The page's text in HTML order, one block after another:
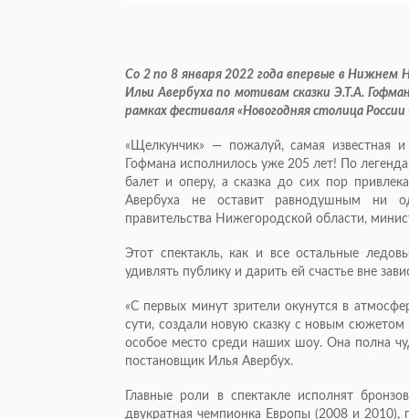
Со 2 по 8 января 2022 года впервые в Нижнем
Ильи Авербуха по мотивам сказки Э.Т.А.
рамках фестиваля «Новогодняя столица России
«Щелкунчик» — пожалуй, самая известная
Гофмана исполнилось уже 205 лет! По
балет и оперу, а сказка до сих пор
Авербуха не оставит равнодушным ни
правительства Нижегородской области,
Этот спектакль, как и все остальные
удивлять публику и дарить ей счастье вне
«С первых минут зрители окунутся в
сути, создали новую сказку с новым сюжетом
особое место среди наших шоу. Она полна
постановщик Илья Авербух.
Главные роли в спектакле исполнят
двукратная чемпионка Европы (2008 и